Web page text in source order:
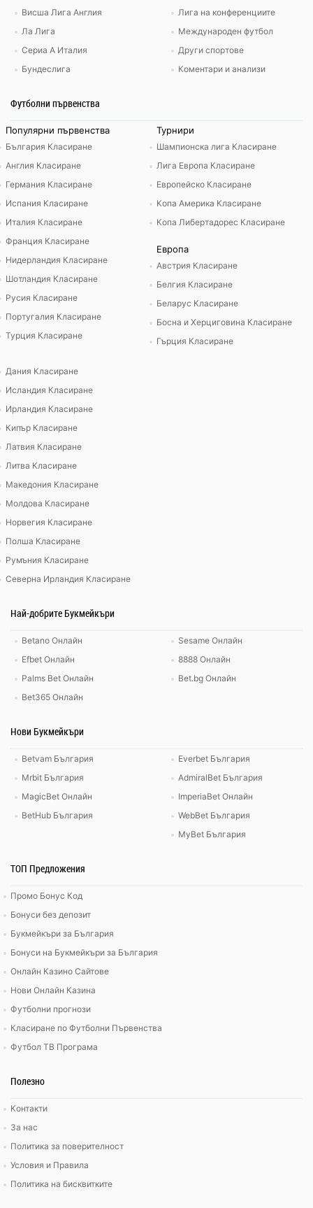
Висша Лига Англия
Ла Лига
Сериа А Италия
Бундеслига
Лига на конференциите
Международен футбол
Други спортове
Коментари и анализи
Футболни първенства
Популярни първенства
България Класиране
Англия Класиране
Германия Класиране
Испания Класиране
Италия Класиране
Франция Класиране
Нидерландия Класиране
Шотландия Класиране
Русия Класиране
Португалия Класиране
Турция Класиране
Турнири
Шампионска лига Класиране
Лига Европа Класиране
Европейско Класиране
Копа Америка Класиране
Копа Либертадорес Класиране
Европа
Австрия Класиране
Белгия Класиране
Беларус Класиране
Босна и Херциговина Класиране
Гърция Класиране
Дания Класиране
Исландия Класиране
Ирландия Класиране
Кипър Класиране
Латвия Класиране
Литва Класиране
Македония Класиране
Молдова Класиране
Норвегия Класиране
Полша Класиране
Румъния Класиране
Северна Ирландия Класиране
Най-добрите Букмейкъри
Betano Онлайн
Efbet Онлайн
Palms Bet Онлайн
Bet365 Онлайн
Sesame Онлайн
8888 Онлайн
Bet.bg Онлайн
Нови Букмейкъри
Betvam България
Mrbit България
MagicBet Онлайн
BetHub България
Everbet България
AdmiralBet България
ImperiaBet Онлайн
WebBet България
MyBet България
ТОП Предложения
Промо Бонус Код
Бонуси без депозит
Букмейкъри за България
Бонуси на Букмейкъри за България
Онлайн Казино Сайтове
Нови Онлайн Казина
Футболни прогнози
Класиране по Футболни Първенства
Футбол ТВ Програма
Полезно
Контакти
За нас
Политика за поверителност
Условия и Правила
Политика на бисквитките